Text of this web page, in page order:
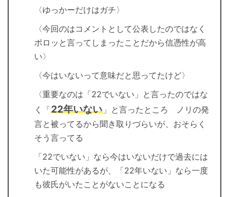
〈ゆっかーだけはガチ〉
〈今回のはコメントとして公表したのではなく
ポロッと言ってしまったことだから信憑性が高
い〉
〈今はいないって意味だと思ってたけど〉
〈重要なのは「22でいない」と言ったのではな
く「22年いない 」と言ったところ ノリの発
言と被ってるから聞き取りづらいが、おそらく
そう言ってる
「22でいない」なら今はいないだけで過去には
いた可能性があるが、「22年いない」なら一度
も彼氏がいたことがないことになる